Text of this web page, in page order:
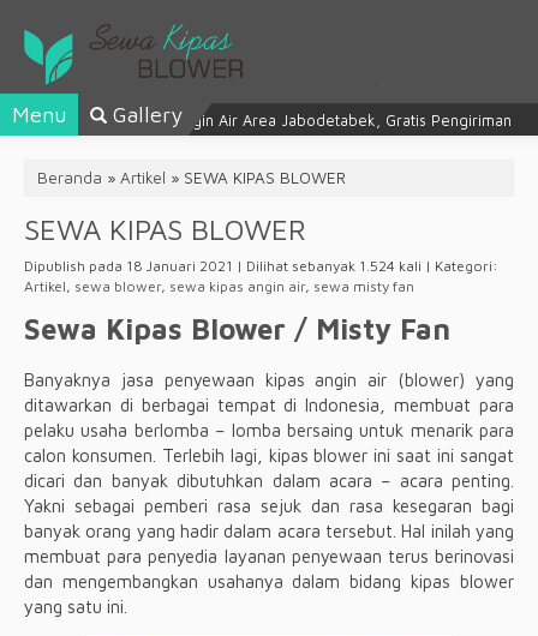
Sewa Kipas Angin Air Area Jabodetabek, Gratis Pengiriman
Menu Gallery
Beranda » Artikel » SEWA KIPAS BLOWER
SEWA KIPAS BLOWER
Dipublish pada 18 Januari 2021 | Dilihat sebanyak 1.524 kali | Kategori:
Artikel, sewa blower, sewa kipas angin air, sewa misty fan
Sewa Kipas Blower / Misty Fan
Banyaknya jasa penyewaan kipas angin air (blower) yang
ditawarkan di berbagai tempat di Indonesia, membuat para
pelaku usaha berlomba – lomba bersaing untuk menarik para
calon konsumen. Terlebih lagi, kipas blower ini saat ini sangat
dicari dan banyak dibutuhkan dalam acara – acara penting.
Yakni sebagai pemberi rasa sejuk dan rasa kesegaran bagi
banyak orang yang hadir dalam acara tersebut. Hal inilah yang
membuat para penyedia layanan penyewaan terus berinovasi
dan mengembangkan usahanya dalam bidang kipas blower
yang satu ini.